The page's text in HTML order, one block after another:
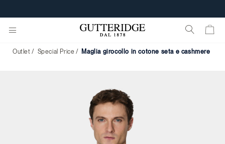
Outlet Special Price maglia girocollo in cotone seta e cashmere